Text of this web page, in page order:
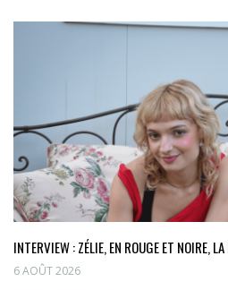
INTERVIEW : ZÉLIE, EN ROUGE ET NOIRE, LA
6 AOÛT 2026